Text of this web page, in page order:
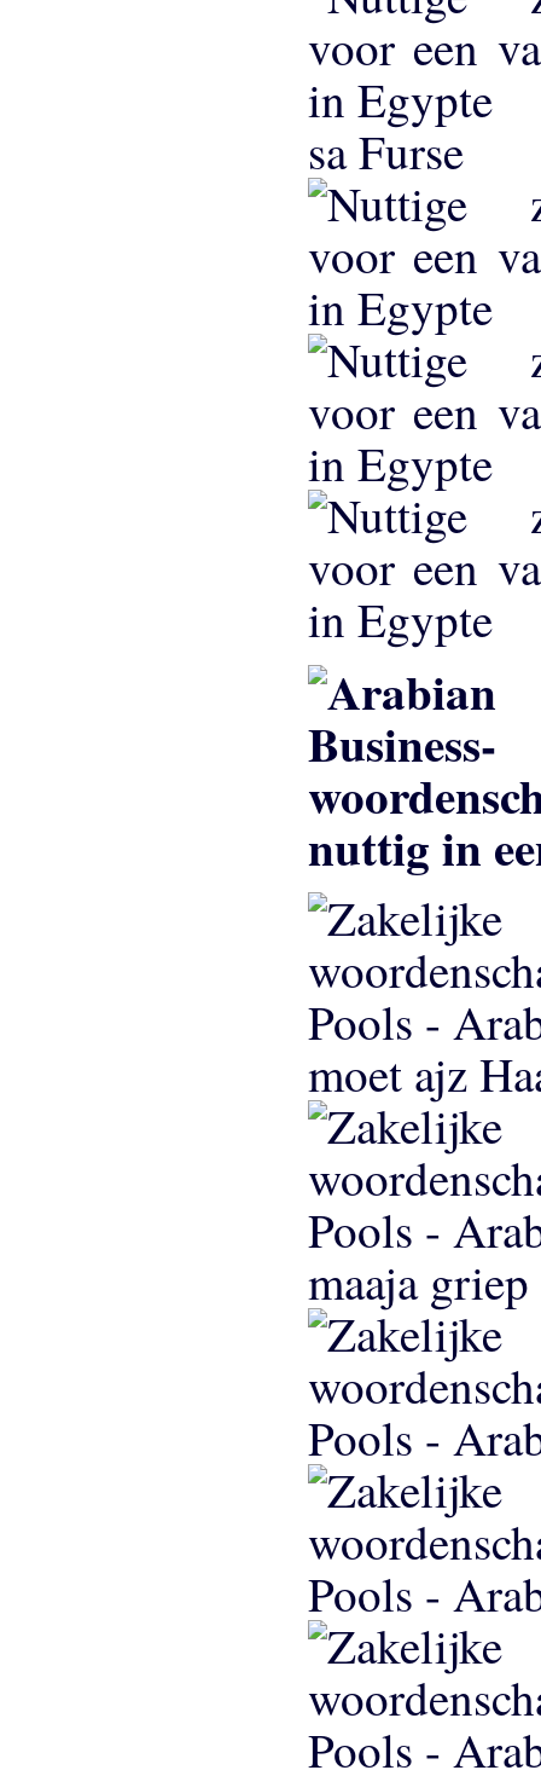
sa Furse
nuttig in
moet ajz
maaja griep